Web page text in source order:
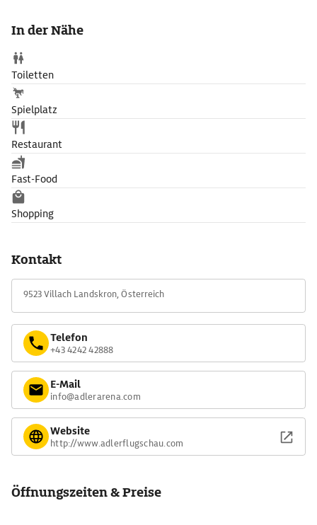
In der Nähe
Toiletten
Spielplatz
Restaurant
Fast-Food
Shopping
Kontakt
9523 Villach Landskron, Österreich
Telefon
+43 4242 42888
E-Mail
info@adlerarena.com
Website
http://www.adlerflugschau.com
Öffnungszeiten & Preise